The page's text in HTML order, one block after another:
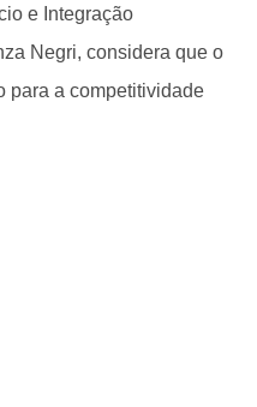
e Integração
Negri, considera que o
para a competitividade